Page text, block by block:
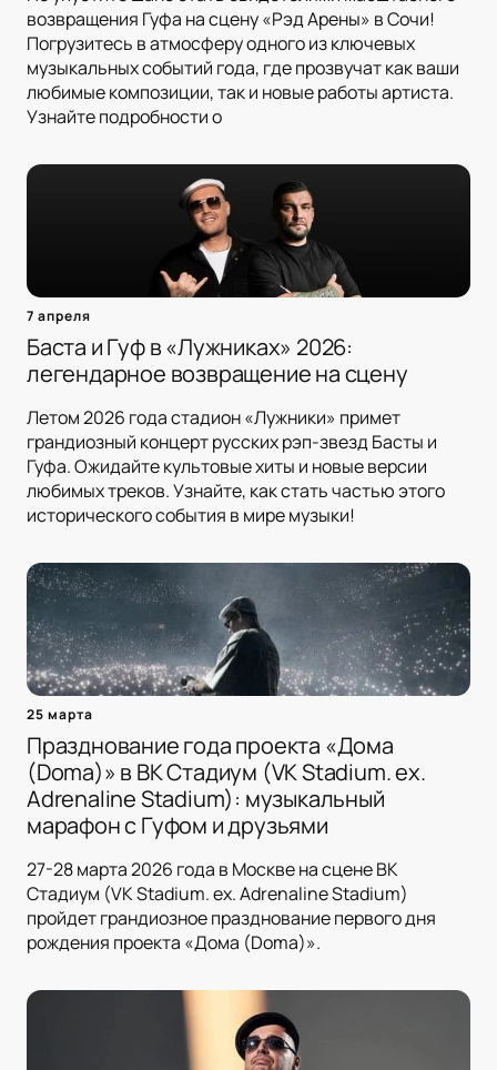
возвращения Гуфа на сцену «Рэд Арены» в Сочи!
Погрузитесь в атмосферу одного из ключевых
музыкальных событий года, где прозвучат как ваши
любимые композиции, так и новые работы артиста.
Узнайте подробности о
7 апреля
Баста и Гуф в «Лужниках» 2026:
легендарное возвращение на сцену
Летом 2026 года стадион «Лужники» примет
грандиозный концерт русских рэп-звезд Басты и
Гуфа. Ожидайте культовые хиты и новые версии
любимых треков. Узнайте, как стать частью этого
исторического события в мире музыки!
25 марта
Празднование года проекта «Дома
(Doma)» в ВК Стадиум (VK Stadium. ex.
Adrenaline Stadium): музыкальный
марафон с Гуфом и друзьями
27-28 марта 2026 года в Москве на сцене ВК
Стадиум (VK Stadium. ex. Adrenaline Stadium)
пройдет грандиозное празднование первого дня
рождения проекта «Дома (Doma)».